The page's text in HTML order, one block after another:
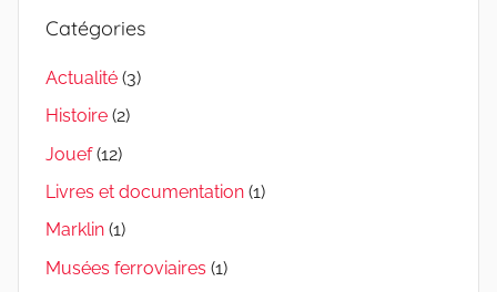
Catégories
Actualité (3)
Histoire (2)
Jouef(12)
Livres et documentation (1)
Marklin (1)
Musées ferroviaires (1)